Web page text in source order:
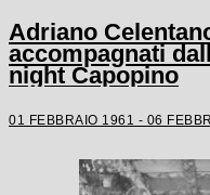
Adriano
accompagnati
night Capopino
01 FEBBRAIO 1961 - 06